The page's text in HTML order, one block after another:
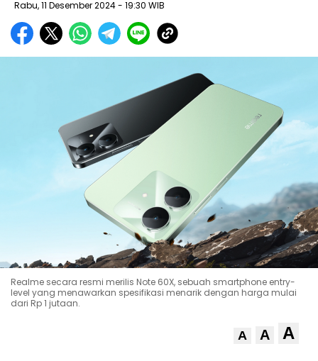
Rabu, 11 Desember 2024- 19:30 WIB
Realme secara resmi merilis Note 60X, sebuah smartphone entry-
level yang menawarkan spesifikasi menarik dengan harga mulai
dari Rp 1 jutaan.
A A A